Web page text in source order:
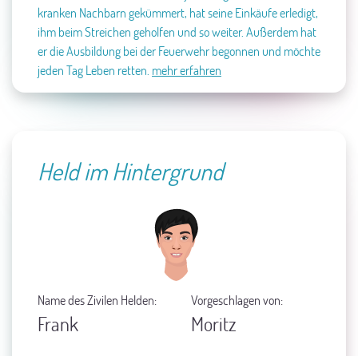
kranken Nachbarn gekümmert, hat seine Einkäufe erledigt,
ihm beim Streichen geholfen und so weiter. Außerdem hat
er die Ausbildung bei der Feuerwehr begonnen und möchte
jeden Tag Leben retten. mehr erfahren
Held im Hintergrund
Name des Zivilen Helden:
Frank
Vorgeschlagen von:
Moritz